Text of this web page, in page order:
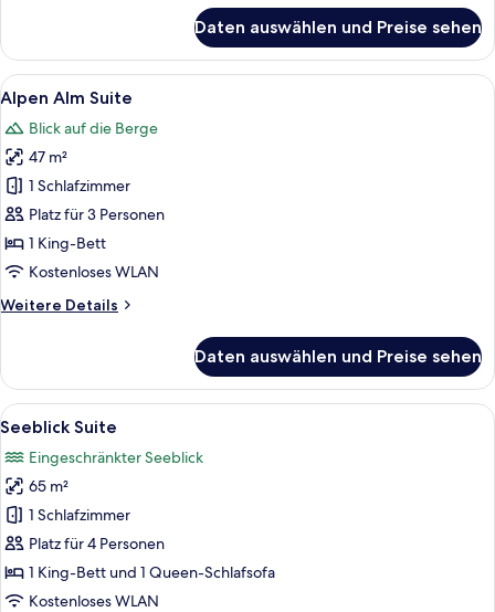
Einzelzimmer
Daten auswählen und Preise sehen
Alle
Fotos
für
Alpen
Alm
Suite
anzeigen
Ein Schlafzimmer mit einem großen
6
Alpen Alm Suite
Blick auf die Berge
47 m²
1 Schlafzimmer
Platz für 3 Personen
1 King-Bett
Kostenloses WLAN
Weitere Details
Weitere
Alm
Suite
Daten auswählen und Preise sehen
Alle
Fotos
für
Seeblick
Suite
anzeigen
Ein Holzbalkon mit Korbstühlen und
7
Seeblick Suite
Eingeschränkter Seeblick
65 m²
1 Schlafzimmer
Platz für 4 Personen
1 King-Bett und 1 Queen-Schlafsofa
Kostenloses WLAN